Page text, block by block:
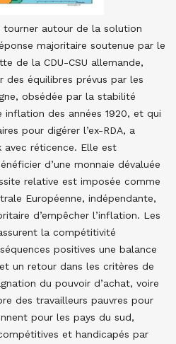
autour de la solution
majoritaire soutenue par le
de la CDU-CSU allemande,
des équilibres prévus par les
obsédée par la stabilité
des années 1920, et qui
pour digérer l’ex-RDA, a
avec réticence. Elle est
d’une monnaie dévaluée
relative est imposée comme
Européenne, indépendante,
d’empêcher l’inflation. Les
la compétitivité
positives une balance
un retour dans les critères de
du pouvoir d’achat, voire
des travailleurs pauvres pour
pour les pays du sud,
et handicapés par